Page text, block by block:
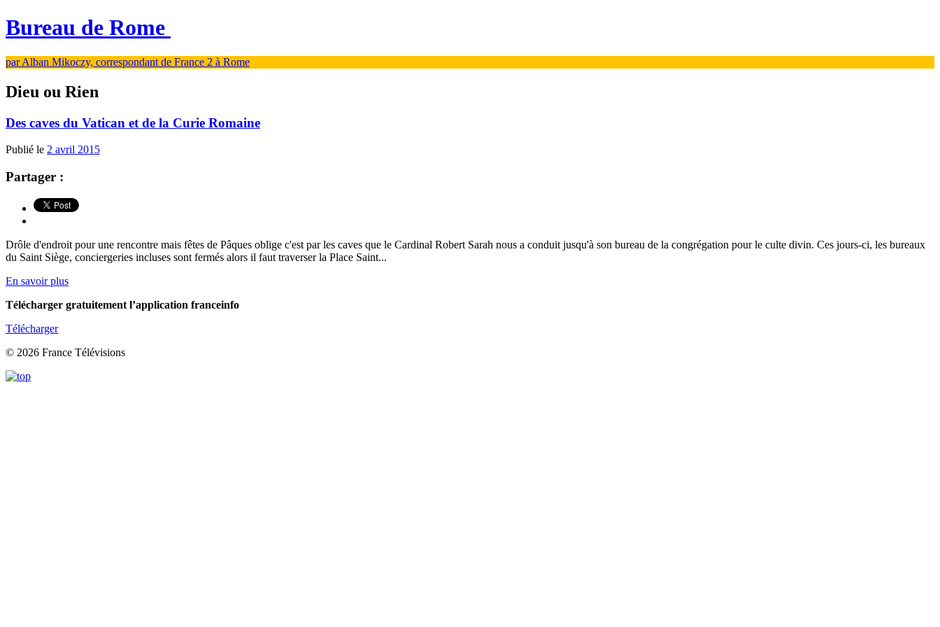
Bureau de Rome
par Alban Mikoczy, correspondant de France 2 à Rome
Dieu ou Rien
Des caves du Vatican et de la Curie Romaine
Publié le 2 avril 2015
Partager :
Drôle d'endroit pour une rencontre mais fêtes de Pâques oblige c'est par les caves que le Cardinal Robert Sarah nous a conduit jusqu'à son bureau de la congrégation pour le culte divin. Ces jours-ci, les bureaux
du Saint Siège, conciergeries incluses sont fermés alors il faut traverser la Place Saint...
En savoir plus
Télécharger gratuitement l’application franceinfo
Télécharger
© 2026 France Télévisions